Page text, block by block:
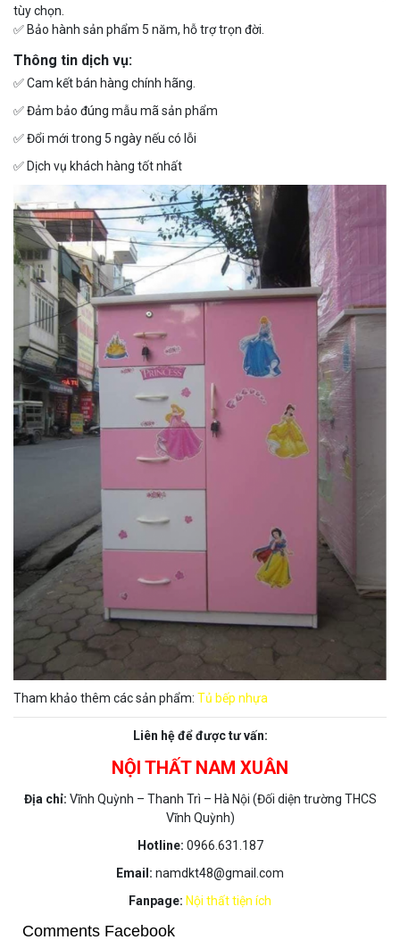
tùy chọn.
✅ Bảo hành sản phẩm 5 năm, hỗ trợ trọn đời.
Thông tin dịch vụ:
✅Cam kết bán hàng chính hãng.
✅Đảm bảo đúng mẫu mã sản phẩm
✅Đổi mới trong 5 ngày nếu có lỗi
✅ Dịch vụ khách hàng tốt nhất
Tham khảo thêm các sản phẩm: Tủ bếp nhựa
Liên hệ để được tư vấn:
NỘI THẤT NAM XUÂN
Địa chỉ: Vĩnh Quỳnh – Thanh Trì – Hà Nội (Đối diện trường THCS
Vĩnh Quỳnh)
Hotline: 0966.631.187
Email: namdkt48@gmail.com
Fanpage: Nội thất tiện ích
Comments Facebook